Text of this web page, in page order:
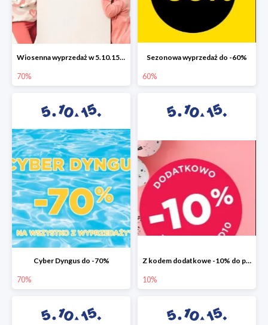
Wiosenna wyprzedaż w 5.10.15 do -70%
70%
Sezonowa wyprzedaż do -60%
60%
Cyber Dyngus do -70%
70%
Z kodem dodatkowe -10% do promocji -50%!
10%